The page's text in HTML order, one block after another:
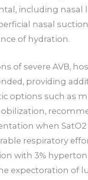
including nasal
nasal
of hydration.
of severe AVB,
providing
options such as
when SatO2
respiratory
with 3%
expectoration of